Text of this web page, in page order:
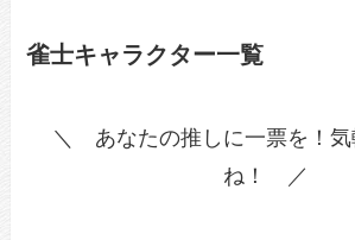
雀士キャラクター一覧
＼ あなたの推しに一票を！気
ね！ ／